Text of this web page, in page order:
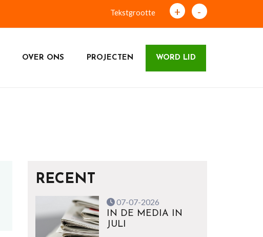
Tekstgrootte + -
OVER ONS PROJECTEN WORD LID
RECENT
07-07-2026
IN DE MEDIA IN
JULI